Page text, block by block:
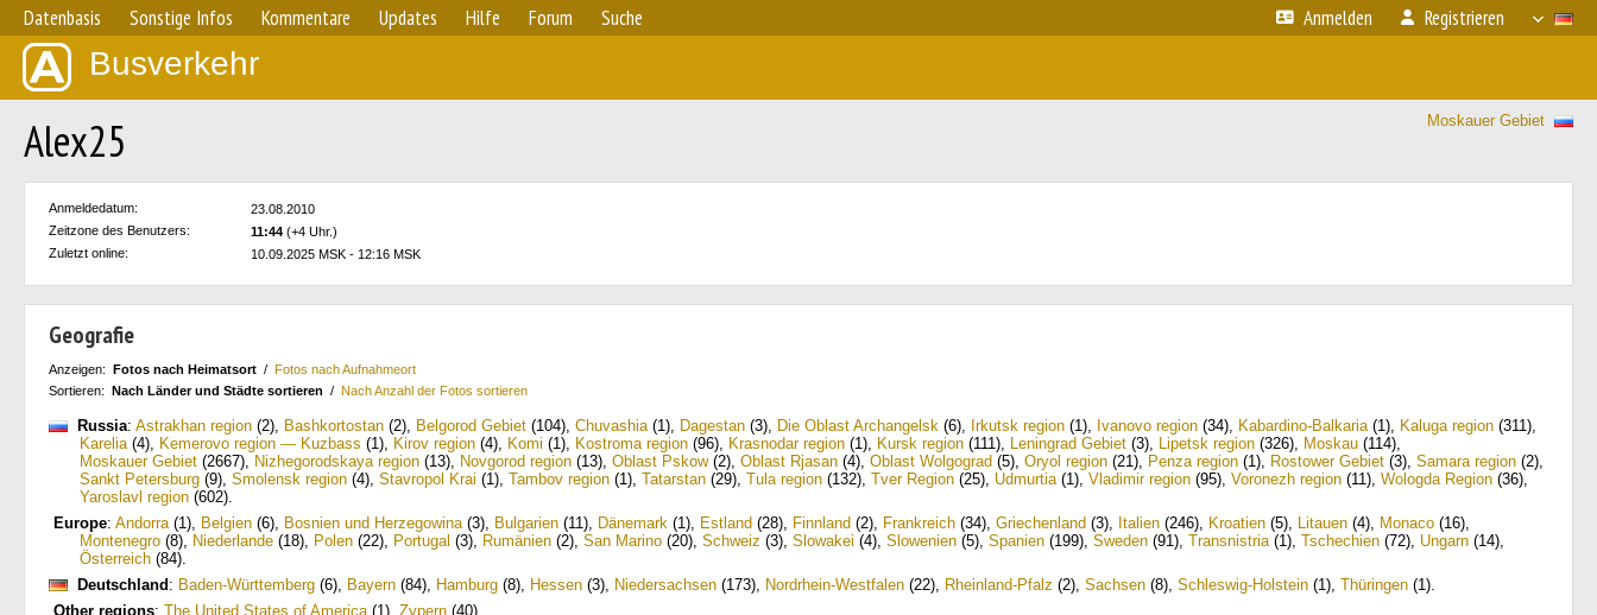
Datenbasis Sonstige Infos Kommentare Updates Hilfe Forum Suche Anmelden Registrieren
Busverkehr
Moskauer Gebiet
Alex25
Anmeldedatum:
23.08.2010
Zeitzone des Benutzers:
11:44 (+4 Uhr.)
Zuletzt online:
10.09.2025 MSK - 12:16 MSK
Geografie
Anzeigen: Fotos nach Heimatsort / Fotos nach Aufnahmeort
Sortieren: Nach Länder und Städte sortieren / Nach Anzahl der Fotos sortieren
Russia: Astrakhan region (2), Bashkortostan (2), Belgorod Gebiet (104), Chuvashia(1), Dagestan (3), Die Oblast Archangelsk (6), Irkutsk region (1), Ivanovo region (34), Kabardino-Balkaria(1), Kaluga region (311),
Karelia(4), Kemerovo region — Kuzbass (1), Kirov region (4), Komi (1), Kostroma region (96), Krasnodar region (1), Kursk region (111), Leningrad Gebiet (3), Lipetsk region (326), Moskau (114),
Moskauer Gebiet (2667), Nizhegorodskaya region (13), Novgorod region (13), Oblast Pskow(2), Oblast Rjasan (4), Oblast Wolgograd (5), Oryol region (21), Penza region (1), Rostower Gebiet (3), Samara region (2),
Sankt Petersburg (9), Smolensk region (4), Stavropol Krai (1), Tambov region (1), Tatarstan (29), Tula region (132), Tver Region (25), Udmurtia(1), Vladimir region (95), Voronezh region (11), Wologda Region (36),
Yaroslavl region (602).
Europe: Andorra(1), Belgien (6), Bosnien und Herzegowina(3), Bulgarien (11), Dänemark (1), Estland (28), Finnland (2), Frankreich (34), Griechenland (3), Italien (246), Kroatien (5), Litauen (4), Monaco (16),
Montenegro (8), Niederlande (18), Polen (22), Portugal (3), Rumänien (2), San Marino (20), Schweiz (3), Slowakei (4), Slowenien (5), Spanien (199), Sweden (91), Transnistria(1), Tschechien (72), Ungarn (14),
Österreich (84).
Deutschland : Baden-Württemberg (6), Bayern (84), Hamburg (8), Hessen (3), Niedersachsen (173), Nordrhein-Westfalen (22), Rheinland-Pfalz (2), Sachsen (8), Schleswig-Holstein (1), Thüringen (1).
Other regions: The United States of America(1), Zypern (40).